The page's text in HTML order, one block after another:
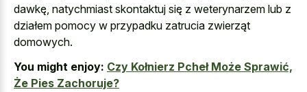
dawkę, natychmiast skontaktuj się z weterynarzem lub z
działem pomocy w przypadku zatrucia zwierząt
domowych.
You might enjoy: Czy Kołnierz Pcheł Może Sprawić,
Że Pies Zachoruje?